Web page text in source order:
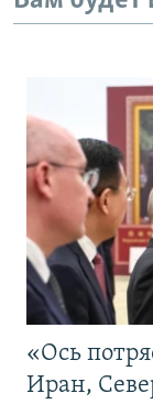
«Ось
Иран,